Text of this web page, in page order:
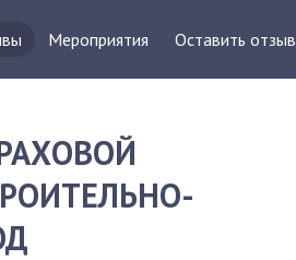
Мероприятия Оставить отзыв